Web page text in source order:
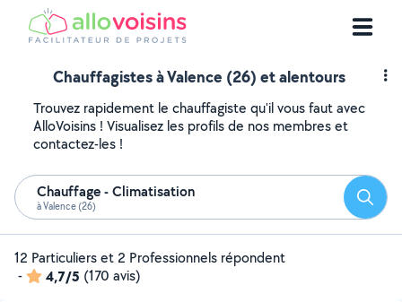
Chauffagistes à Valence (26) et alentours
Trouvez rapidement le chauffagiste qu'il vous faut avec
AlloVoisins ! Visualisez les profils de nos membres et
contactez-les !
Chauffage - Climatisation
à Valence (26)
12 Particuliers et 2 Professionnels répondent
-
4,7/5 (170 avis)